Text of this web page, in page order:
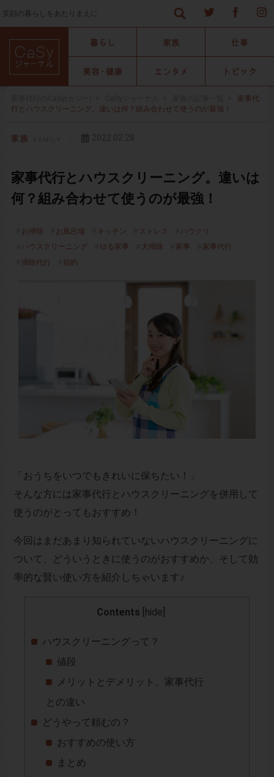
笑顔の暮らしをあたりまえに
家事代
行とハウスクリーニング。違いは何？組み合わせて使うのが最強！
家事代行とハウスクリーニング。違いは
何？組み合わせて使うのが最強！
お掃除 お風呂場 キッチン ストレス
ハウクリ
ハウスクリーニング
ゆる家事 大掃除 家事
家事代行
掃除代行
節約
「おうちをいつでもきれいに保ちたい！」
そんな方には家事代行とハウスクリーニングを併用して
使うのがとってもおすすめ！
今回はまだあまり知られていないハウスクリーニングに
ついて、どういうときに使うのがおすすめか、そして効
率的な賢い使い方を紹介しちゃいます♪
Contents hide
ハウスクリーニングって？
値段
メリットとデメリット、家事代行
との違い
どうやって頼むの？
おすすめの使い方
まとめ